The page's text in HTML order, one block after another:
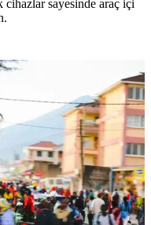
cihazlar sayesinde araç içi